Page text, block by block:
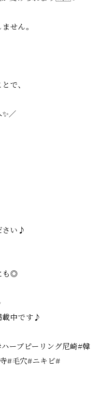
せん。
で、
／
さい♪
も◎
載中です♪
ーブピーリング尼崎#韓
#毛穴#ニキビ#